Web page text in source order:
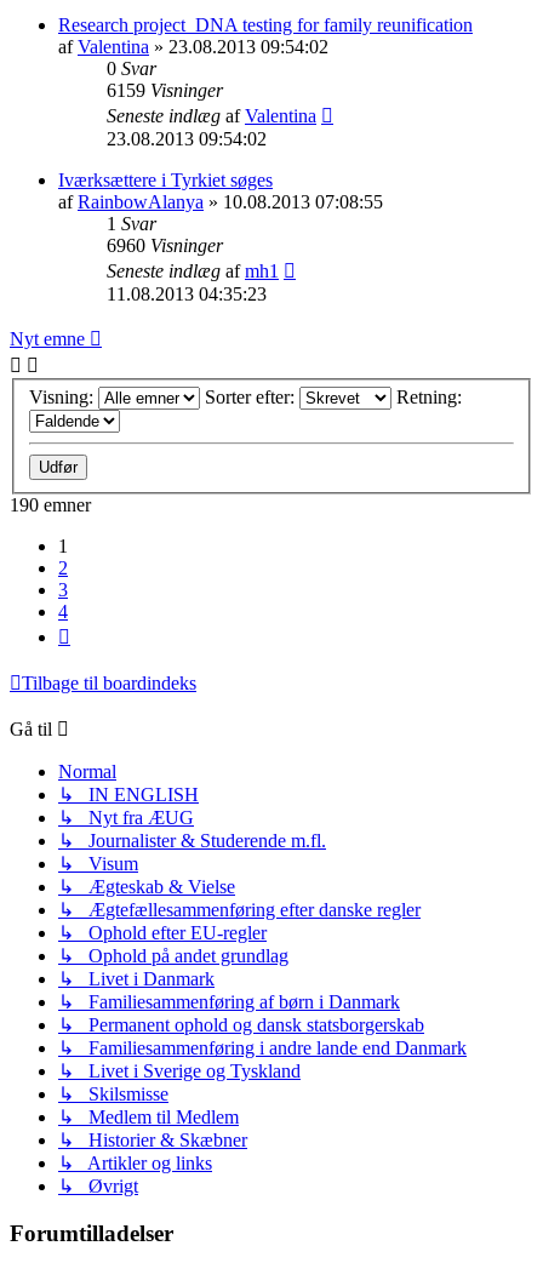
Research project_DNA testing for family reunification
afValentina » 23.08.2013 09:54:02
0 Svar
6159 Visninger
Seneste indlæg afValentina
23.08.2013 09:54:02
Iværksættere i Tyrkiet søges
afRainbowAlanya » 10.08.2013 07:08:55
1 Svar
6960 Visninger
Seneste indlæg afmh1
11.08.2013 04:35:23
Nyt emne
Visning: Sorter efter: Retning:
190 emner
1
2
3
4
Tilbage til boardindeks
Gå til
Normal
↳ IN ENGLISH
↳ Nyt fra ÆUG
↳ Journalister & Studerende m.fl.
↳ Visum
↳ Ægteskab & Vielse
↳ Ægtefællesammenføring efter danske regler
↳ Ophold efter EU-regler
↳ Ophold på andet grundlag
↳ Livet i Danmark
↳ Familiesammenføring af børn i Danmark
↳ Permanent ophold og dansk statsborgerskab
↳ Familiesammenføring i andre lande end Danmark
↳ Livet i Sverige og Tyskland
↳ Skilsmisse
↳ Medlem til Medlem
↳ Historier & Skæbner
↳ Artikler og links
↳ Øvrigt
Forumtilladelser